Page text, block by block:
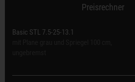
Preisrechner
Basic STL 7.5-25-13.1